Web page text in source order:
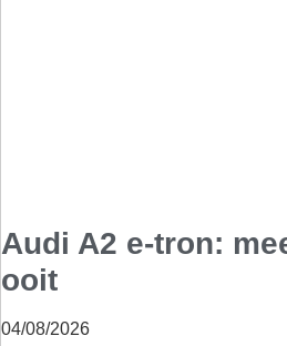
Audi A2 e-tron:
ooit
04/08/2026